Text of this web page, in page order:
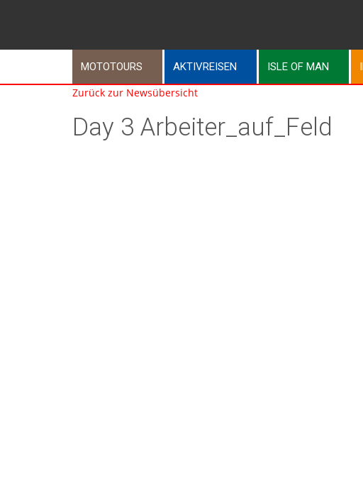
MOTOTOURS AKTIVREISEN ISLE OF MAN
Zurück zur Newsübersicht
Day 3 Arbeiter_auf_Feld